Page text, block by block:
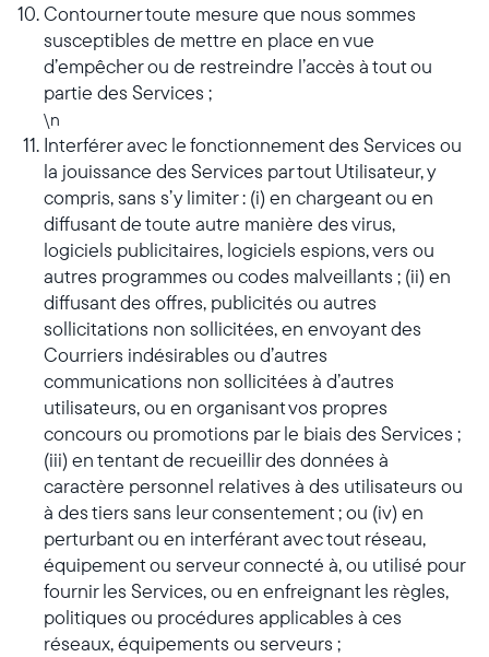
Contourner toute mesure que nous sommes
susceptibles de mettre en place en vue
d’empêcher ou de restreindre l’accès à tout ou
partie des Services ;
\n
Interférer avec le fonctionnement des Services ou
la jouissance des Services par tout Utilisateur, y
compris, sans s’y limiter : (i) en chargeant ou en
diffusant de toute autre manière des virus,
logiciels publicitaires, logiciels espions, vers ou
autres programmes ou codes malveillants ; (ii) en
diffusant des offres, publicités ou autres
sollicitations non sollicitées, en envoyant des
Courriers indésirables ou d’autres
communications non sollicitées à d’autres
utilisateurs, ou en organisant vos propres
concours ou promotions par le biais des Services ;
(iii) en tentant de recueillir des données à
caractère personnel relatives à des utilisateurs ou
à des tiers sans leur consentement ; ou (iv) en
perturbant ou en interférant avec tout réseau,
équipement ou serveur connecté à, ou utilisé pour
fournir les Services, ou en enfreignant les règles,
politiques ou procédures applicables à ces
réseaux, équipements ou serveurs ;